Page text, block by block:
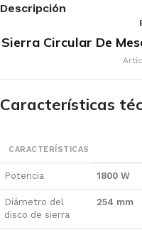
Descripción
Sierra Circular De
Características
CARACTERÍSTICAS
Potencia 1800 W
Diámetro del
disco de sierra
254 mm